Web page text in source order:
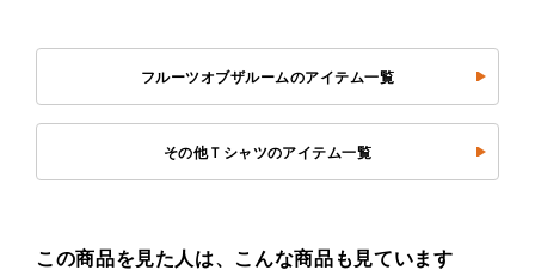
フルーツオブザルームのアイテム一覧
その他Ｔシャツのアイテム一覧
この商品を見た人は、こんな商品も見ています